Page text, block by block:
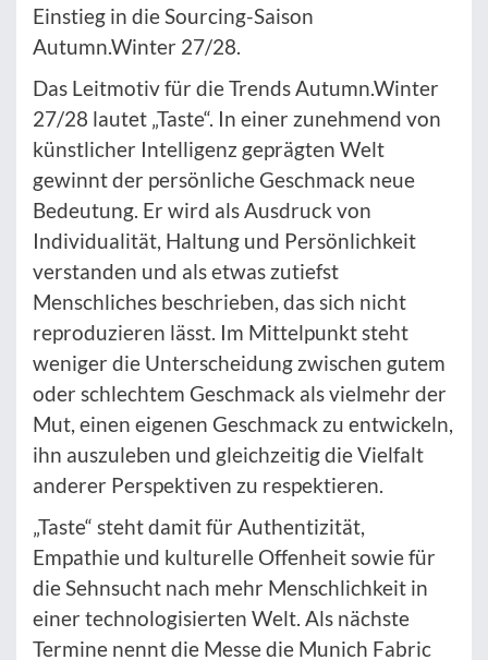
Einstieg in die Sourcing-Saison
Autumn.Winter 27/28.
Das Leitmotiv für die Trends Autumn.Winter
27/28 lautet „Taste“. In einer zunehmend von
künstlicher Intelligenz geprägten Welt
gewinnt der persönliche Geschmack neue
Bedeutung. Er wird als Ausdruck von
Individualität, Haltung und Persönlichkeit
verstanden und als etwas zutiefst
Menschliches beschrieben, das sich nicht
reproduzieren lässt. Im Mittelpunkt steht
weniger die Unterscheidung zwischen gutem
oder schlechtem Geschmack als vielmehr der
Mut, einen eigenen Geschmack zu entwickeln,
ihn auszuleben und gleichzeitig die Vielfalt
anderer Perspektiven zu respektieren.
„Taste“ steht damit für Authentizität,
Empathie und kulturelle Offenheit sowie für
die Sehnsucht nach mehr Menschlichkeit in
einer technologisierten Welt. Als nächste
Termine nennt die Messe die Munich Fabric